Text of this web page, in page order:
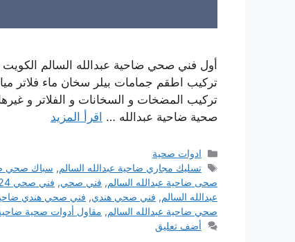
أول فني صحي ضاحية عبدالله السالم
تركيب اطقم جمامات بيلر سخان ماء فلاتر
صحية ضاحية عبدالله … اقرأ المزيد
التصنيفات
ادوات صحية
الوسوم
تسليك مجاري ضاحية عبدالله السالم, سباك صحي
صحى ضاحية عبدالله السالم, فني صحي, فني صحي 24 ساعة
عبدالله السالم, فني صحي هندي, فني صحي هندي ضاحية
صحي ضاحية عبدالله السالم, مقاول أدوات صحية ضاحية
أضف تعليق